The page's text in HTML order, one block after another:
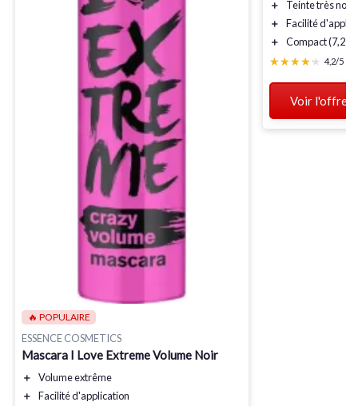
🔥 POPULAIRE
ESSENCE COSMETICS
Mascara I Love Extreme Volume Noir
＋
Volume extrême
＋
Facilité d'application
＋
Teintetrès noire
＋
Facilité
＋
Compact(7,2
★★★★★
★★★★★ 4,2/5
Voir l'offre